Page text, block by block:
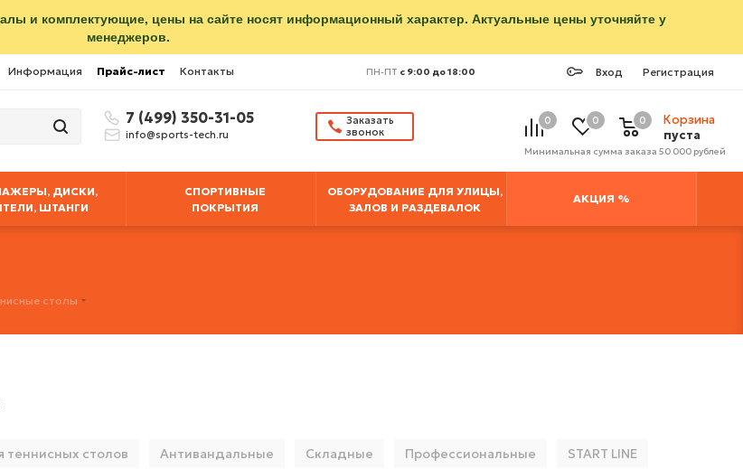
и комплектующие, цены на сайте носят информационный характер. Актуальные цены уточняйте у
менеджеров.
Информация Прайс-лист Контакты Вход Регистрация
ПН-ПТ с 9:00 до 18:00
7 (499) 350-31-05
info@sports-tech.ru
Заказать
звонок
0 0
Корзина
пуста
0
Минимальная сумма заказа 50 000 рублей
ДИСКИ,
ШТАНГИ
СПОРТИВНЫЕ
ПОКРЫТИЯ
ОБОРУДОВАНИЕ ДЛЯ УЛИЦЫ,
ЗАЛОВ И РАЗДЕВАЛОК
АКЦИЯ %
столы
теннисных столов Антивандальные Складные Профессиональные
START LINE